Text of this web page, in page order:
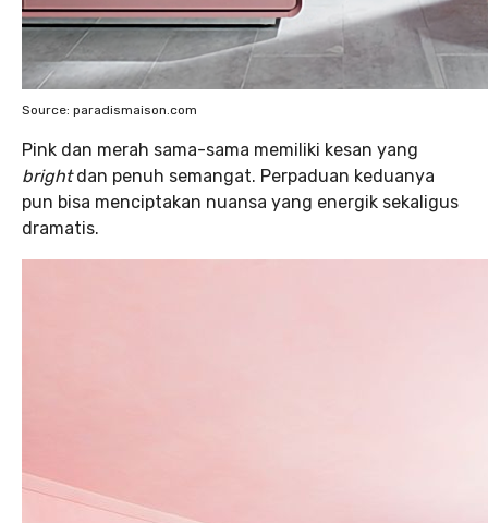
Source: paradismaison.com
Pink dan merah sama-sama memiliki kesan yang
brightdan penuh semangat. Perpaduan keduanya
pun bisa menciptakan nuansa yang energik sekaligus
dramatis.